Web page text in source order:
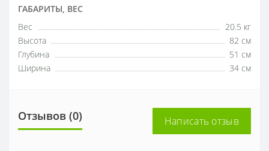
ГАБАРИТЫ, ВЕС
Вес
20.5 кг
Высота
82 см
Глубина
51 см
Ширина
34 см
Отзывов (0) Написать отзыв